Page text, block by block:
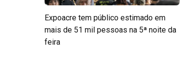
Expoacre tem público estimado em
mais de 51 mil pessoas na 5ª noite da
feira